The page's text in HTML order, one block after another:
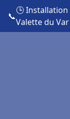
📞
🕒
Valette du Var